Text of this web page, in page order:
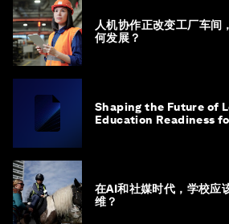
人机协作正改变工厂车间
何发展？
Shaping the Future of
Education Readiness
在AI和社媒时代，学校应
维？